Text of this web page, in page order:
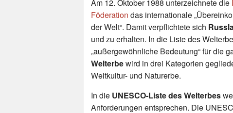
Am 12. Oktober 1988 unterzeichnete die
Föderation das internationale
der Welt“. Damit verpflichtete sich
und zu erhalten. In die Liste des
„außergewöhnliche Bedeutung“ für die
Welterbewird in drei Kategorien
Weltkultur- und Naturerbe.
In die UNESCO-Liste des Welterbes
Anforderungen entsprechen. Die